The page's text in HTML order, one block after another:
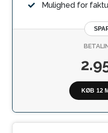
Mulighed for
KØB 12